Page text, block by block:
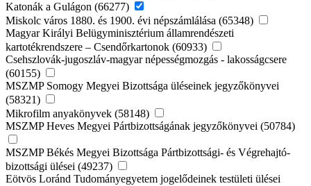
Katonák a Gulágon (66277)
Miskolc város 1880. és 1900. évi népszámlálása (65348)
Magyar Királyi Belügyminisztérium államrendészeti
kartotékrendszere – Csendőrkartonok (60933)
Csehszlovák-jugoszláv-magyar népességmozgás - lakosságcsere
(60155)
MSZMP Somogy Megyei Bizottsága üléseinek jegyzőkönyvei
(58321)
Mikrofilm anyakönyvek (58148)
MSZMP Heves Megyei Pártbizottságának jegyzőkönyvei (50784)
MSZMP Békés Megyei Bizottsága Pártbizottsági- és Végrehajtó-
bizottsági ülései (49237)
Eötvös Loránd Tudományegyetem jogelődeinek testületi ülései